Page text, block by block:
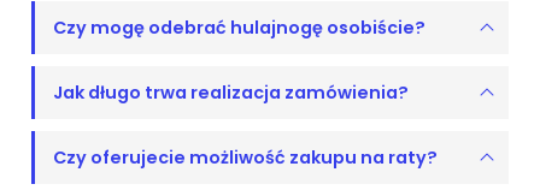
Czy mogę odebrać hulajnogę osobiście?
Jak długo trwa realizacja zamówienia?
Czy oferujecie możliwość zakupu na raty?